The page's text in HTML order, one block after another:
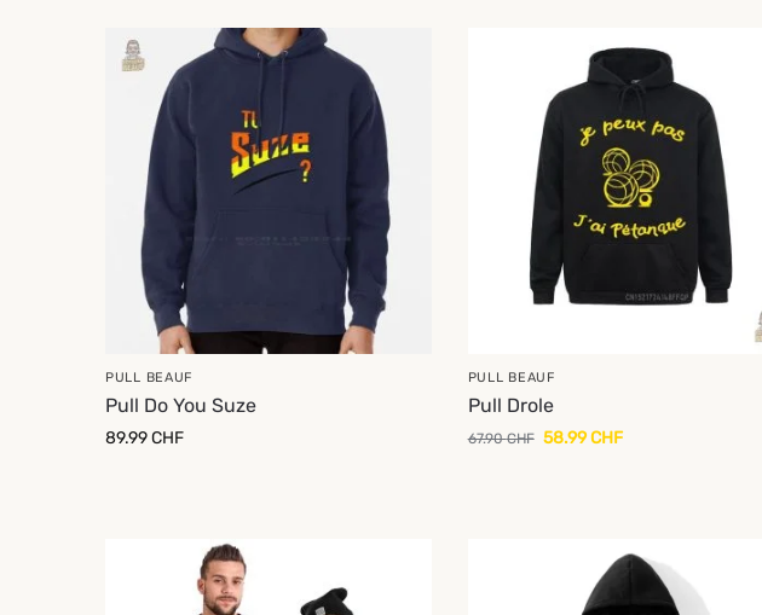
PULL BEAUF
Pull Do You Suze
89.99CHF
PULL BEAUF
Pull Drole
67.90CHF 58.99CHF